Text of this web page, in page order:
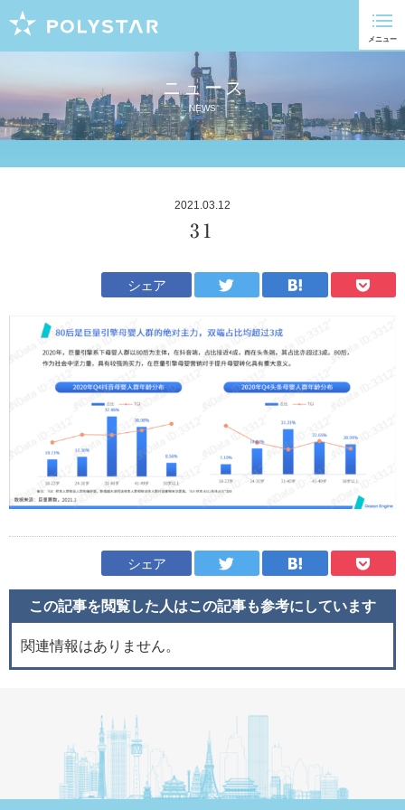
ニュース
NEWS
2021.03.12
31
シェア
シェア
この記事を閲覧した人はこの記事も参考にしています
関連情報はありません。